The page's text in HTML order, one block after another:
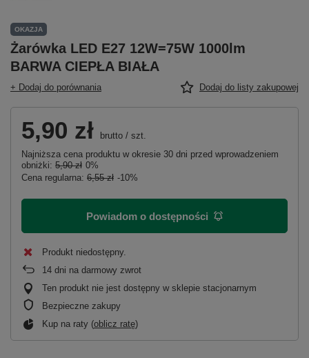
OKAZJA
Żarówka LED E27 12W=75W 1000lm
BARWA CIEPŁA BIAŁA
+ Dodaj do porównania Dodaj do listy zakupowej
5,90 zł brutto / szt.
Najniższa cena produktu w okresie 30 dni przed wprowadzeniem
obniżki: 5,90 zł 0%
Cena regularna: 6,55 zł -10%
Powiadom o dostępności
Produkt niedostępny
14 dni na darmowy zwrot
Ten produkt nie jest dostępny w sklepie stacjonarnym
Bezpieczne zakupy
Kup na raty (oblicz ratę)